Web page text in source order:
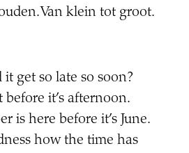
Van klein tot groot.
get so late so soon?
before it’s afternoon.
is here before it’s June.
how the time has